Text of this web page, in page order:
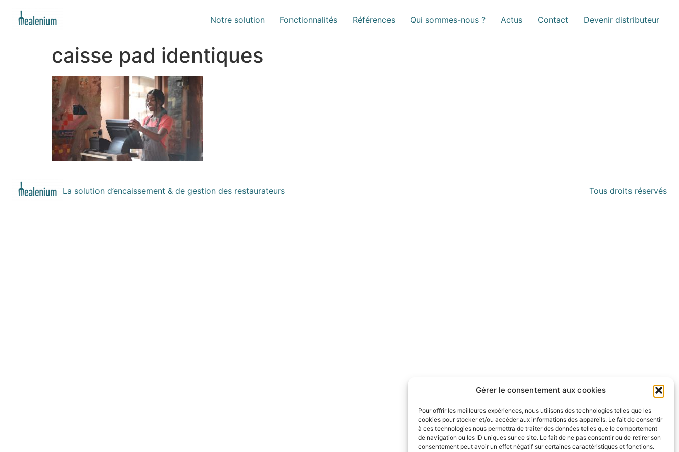
Gérer le consentement aux cookies
Pour offrir les meilleures expériences, nous utilisons des technologies telles que les
cookies pour stocker et/ou accéder aux informations des appareils. Le fait de consentir
à ces technologies nous permettra de traiter des données telles que le comportement
de navigation ou les ID uniques sur ce site. Le fait de ne pas consentir ou de retirer son
consentement peut avoir un effet négatif sur certaines caractéristiques et fonctions.
Notre solution Fonctionnalités Références Qui sommes-nous ? Actus Contact Devenir distributeur
caisse pad identiques
La solution d’encaissement & de gestion des restaurateurs Tous droits réservés